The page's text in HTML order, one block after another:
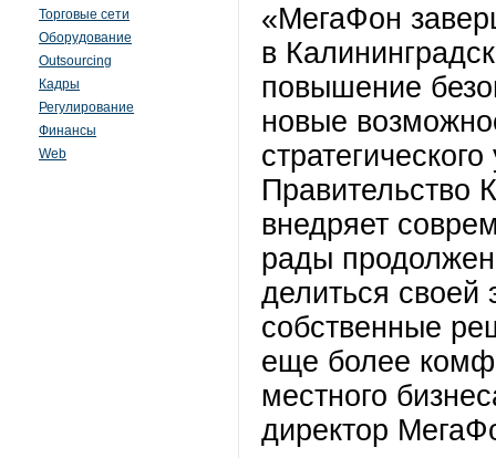
Торговые сети
Оборудование
Outsourcing
Кадры
Регулирование
Финансы
Web
«МегаФон
в
повышение
новые
Правительство
внедряет
рады
делиться своей
собственные
еще более
местного
директор